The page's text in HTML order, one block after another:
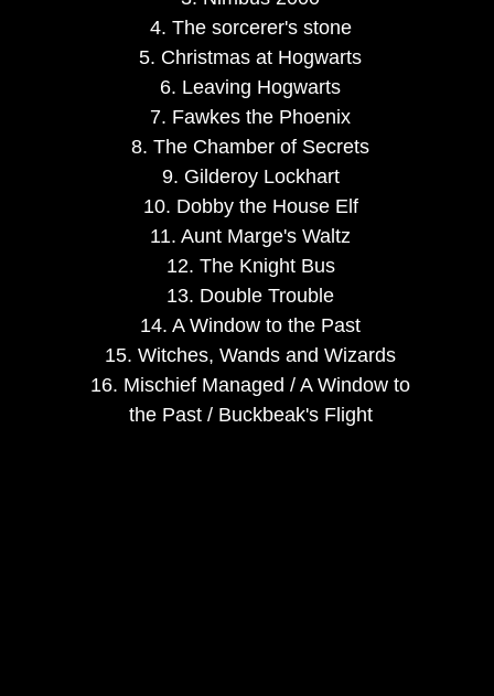
4. The sorcerer's stone
5. Christmas at Hogwarts
6. Leaving Hogwarts
7. Fawkes the Phoenix
8. The Chamber of Secrets
9. Gilderoy Lockhart
10. Dobby the House Elf
11. Aunt Marge's Waltz
12. The Knight Bus
13. Double Trouble
14. A Window to the Past
15. Witches, Wands and Wizards
16. Mischief Managed / A Window to
the Past / Buckbeak's Flight